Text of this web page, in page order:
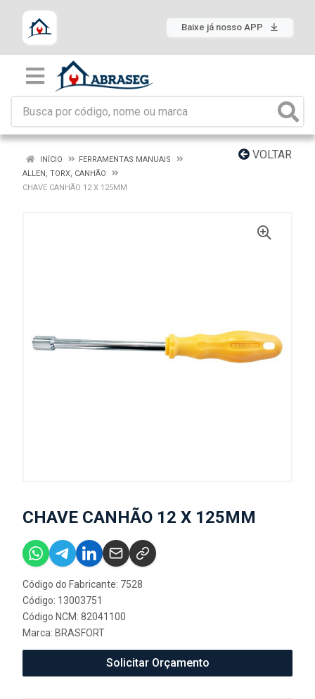
Baixe já nosso APP
VOLTAR
INÍCIO
FERRAMENTAS MANUAIS
ALLEN, TORX, CANHÃO
CHAVE CANHÃO 12 X 125MM
CHAVE CANHÃO 12 X 125MM
Código do Fabricante: 7528
Código: 13003751
Código NCM: 82041100
Marca: BRASFORT
Solicitar Orçamento